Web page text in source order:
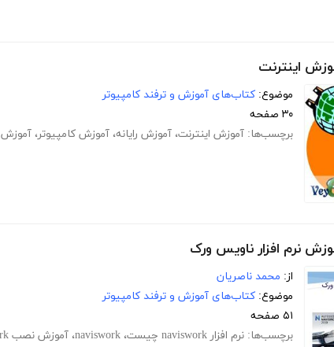
اینترنت
موضوع: کتاب‌های آموزش و ترفند کامپیوتر
۳۰ صفحه
برچسب‌ها: آموزش اینترنت، آموزش رایانه، آموزش کامپیوتر، آموزش Internet
نرم افزار ناویس ورک
از: محمد ناصریان
موضوع: کتاب‌های آموزش و ترفند کامپیوتر
۵۱ صفحه
برچسب‌ها: نرم افزار naviswork چیست ، naviswork، آموزش نصب naviswork